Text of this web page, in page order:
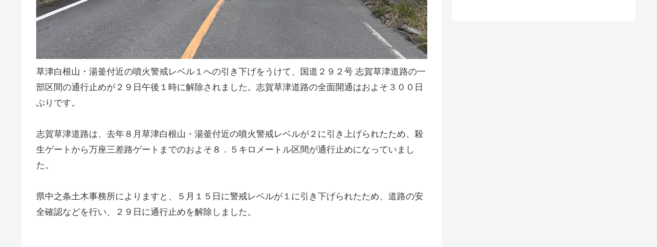
草津白根山・湯釜付近の噴火警戒レベル１への引き下げをうけて、国道２９２号 志賀草津道路の一
部区間の通行止めが２９日午後１時に解除されました。志賀草津道路の全面開通はおよそ３００日
ぶりです。
志賀草津道路は、去年８月草津白根山・湯釜付近の噴火警戒レベルが２に引き上げられたため、殺
生ゲートから万座三差路ゲートまでのおよそ８．５キロメートル区間が通行止めになっていまし
た。
県中之条土木事務所によりますと、５月１５日に警戒レベルが１に引き下げられたため、道路の安
全確認などを行い、２９日に通行止めを解除しました。